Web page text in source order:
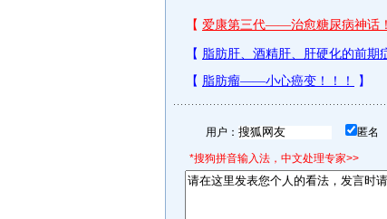
用户： 匿名
*搜狗拼音输入法，中文处理专家>>